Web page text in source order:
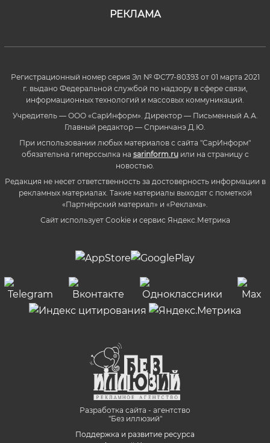
РЕКЛАМА
Регистрационный номер серия Эл № ФС77-80393 от 01 марта 2021
г. выдано Федеральной службой по надзору в сфере связи,
информационных технологий и массовых коммуникаций.
Учредитель — ООО «СарИнформ». Директор — Письменный А.А.
Главный редактор — Спринчанэ Д.Ю.
При использовании любых материалов с сайта "СарИнформ"
обязательна гиперссылка на sarinform.ruили на страницу с
новостью.
Редакция не несет ответственность за достоверность информации в
рекламных материалах. Такие материалы выходят с пометкой
«Партнёрский материал» и «Реклама».
Сайт использует Cookie и сервиc Яндекс.Метрика
Разработка сайта - агентство
"Без иллюзий"
Поддержка и развитие ресурса